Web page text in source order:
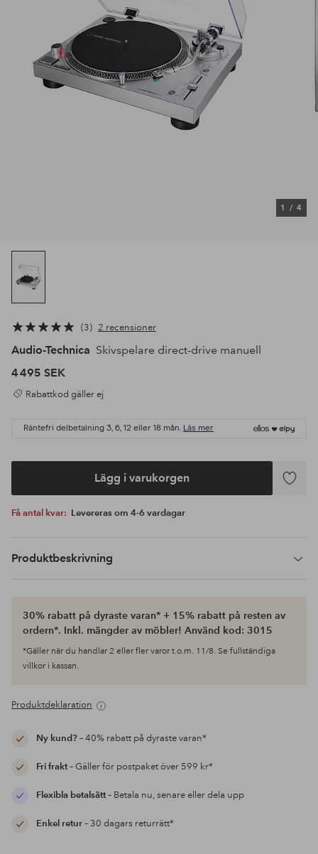
1 / 4
3 2 recensioner
Audio-Technica Skivspelare direct-drive manuell
4 495 SEK
Rabattkod gäller ej
Räntefri delbetalning 3, 6, 12 eller 18 mån. Läs mer
Lägg i varukorgen
Lägg
Få antal kvar: Levereras om 4-6 vardagar
Produktbeskrivning
30% rabatt på dyraste varan* + 15% rabatt på resten av
ordern*. Inkl. mängder av möbler! Använd kod: 3015
*Gäller när du handlar 2 eller fler varor t.o.m. 11/8. Se fullständiga
villkor i kassan.
Produktdeklaration
Ny kund?– 40% rabatt på dyraste varan*
Fri frakt– Gäller för postpaket över 599 kr*
Flexibla betalsätt– Betala nu, senare eller dela upp
Enkel retur– 30 dagars returrätt*